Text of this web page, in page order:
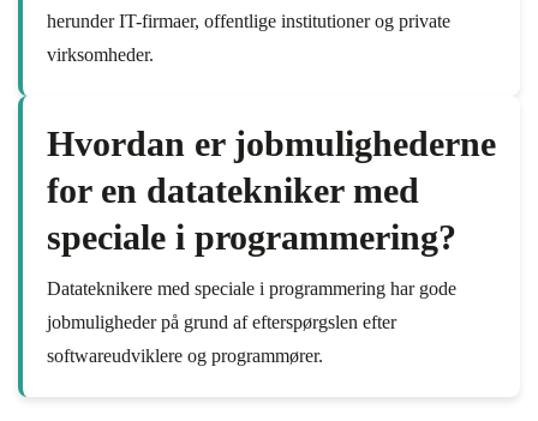
herunder IT-firmaer, offentlige institutioner og private
virksomheder.
Hvordan er jobmulighederne
for en datatekniker med
speciale i programmering?
Datateknikere med speciale i programmering har gode
jobmuligheder på grund af efterspørgslen efter
softwareudviklere og programmører.